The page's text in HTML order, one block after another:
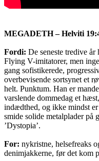
MEGADETH – Helviti
Fordi: De seneste tredive
Flying V-imitatorer, men
gang sofistikerede,
overbevisende sortsynet et
helt. Punktum. Han er
varslende dommedag et
indædthed, og ikke mindst
smide solide metalplader på
’Dystopia’.
For: nykristne, helsefreaks
denimjakkerne, før det kom